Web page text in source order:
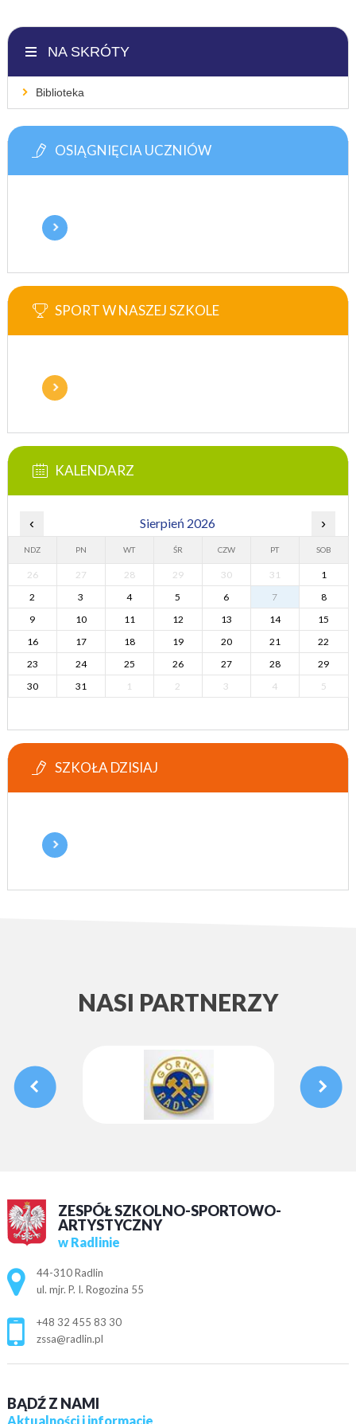
NA SKRÓTY
Biblioteka
OSIĄGNIĘCIA UCZNIÓW
SPORT W NASZEJ SZKOLE
KALENDARZ
‹ Sierpień 2026 ›
NDZ PN WT ŚR CZW PT SOB
26 27 28 29 30 31
1
2
3 4 5 6 7
8
9
10 11 12 13 14
15
16
17 18 19 20 21
22
23
24 25 26 27 28
29
30
31 1 2 3 4 5
SZKOŁA DZISIAJ
NASI PARTNERZY
ZESPÓŁ SZKOLNO-SPORTOWO-
ARTYSTYCZNY
w Radlinie
Adres pocztowy:
44-310 Radlin
ul. mjr. P. I. Rogozina 55
+48 32 455 83 30
zssa@radlin.pl
BĄDŹ Z NAMI
Aktualności i informacje